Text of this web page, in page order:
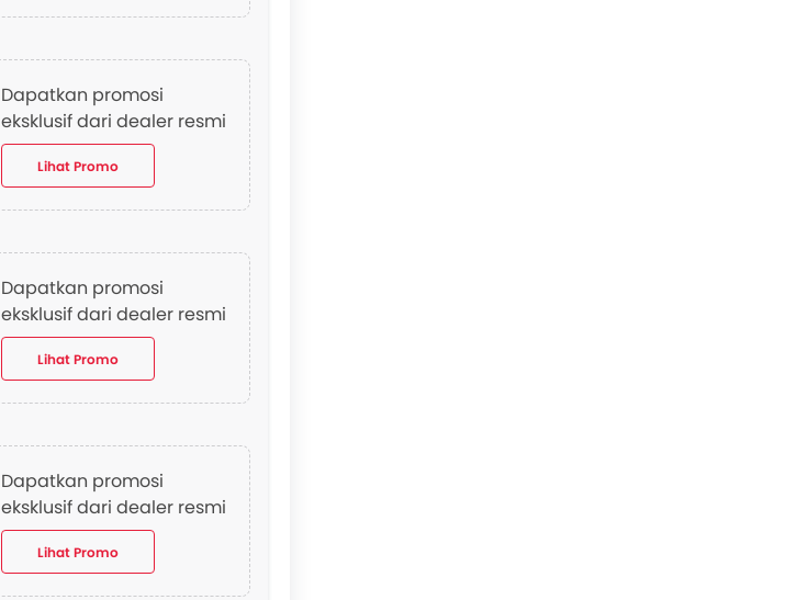
Dapatkan promosi
eksklusif dari dealer resmi
Lihat Promo
Dapatkan promosi
eksklusif dari dealer resmi
Lihat Promo
Dapatkan promosi
eksklusif dari dealer resmi
Lihat Promo